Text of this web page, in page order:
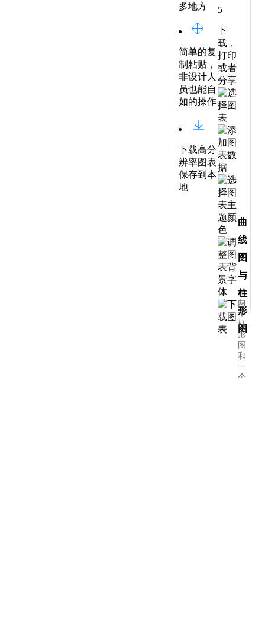
多地方
简单的复
制粘贴，
非设计人
员也能自
如的操作
下载高分
辨率图表
保存到本
地
5
下
载，
打印
或者
分享